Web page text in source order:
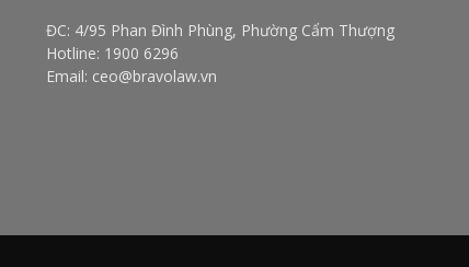
ĐC: 4/95 Phan Đình Phùng, Phường Cẩm Thượng
Hotline: 1900 6296
Email: ceo@bravolaw.vn